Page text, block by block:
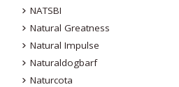
NATSBI
Natural Greatness
Natural Impulse
Naturaldogbarf
Naturcota